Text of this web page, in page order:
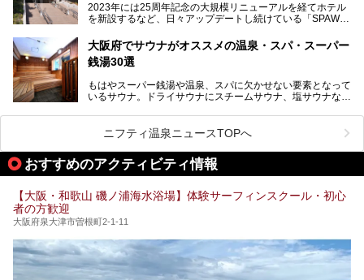
い。
チムジルバン（岩盤浴）を中心に、発汗・リラックス・漫画
タイムまで満喫できる長時間滞在型の施設なので、一日中ゆ
る迫力ある熱波パフォーマンスも毎日行われており、“とと
のう”体験をしっかり楽しめるのもポイントです。
ケやボウリングといった遊び場もあり、友人同士やカップル
で“遊び+癒し”の一日を過ごすのにもぴったり。
処にいたるまで魅力をたっぷり堪能してきたので、その全容
2023年には25周年記念の大規模リニューアルを経てホテル
を新設するなど、日々アップデートし続けている「SPAWO
そんなスパワールドが2025年11月15日（土）に、新たな浴
室や日本最大級140人収容の大規模サウナを携えてリニュー
アルオープン！浴室である4F・6Fそれぞれにリニューアル
大規模リニューアルの全容を確認すべく、リニューアルプレ
オープンイベントに行ってきました！今回はそのリニューア
大阪府でサウナがオススメの温泉・スパ・スーパー
銭湯30選
もはやスーパー銭湯や温泉、スパに欠かせない要素となって
いるサウナ。ドライサウナにスチームサウナ、塩サウナな
ペース、ロウリュウなど、心ゆくまで楽しむためのサービス
が充実した施設も多くみられます。
今回はそんなサウナにこだわった、大阪府内のオススメ温
泉・銭湯・スパを30件紹介したいと思います！
ニフティ温泉ニュースTOPへ
おすすめのアクティビティ情報
【大阪・和歌山 磯ノ浦海水浴場】体験サーフィンスクール・初心
者の方歓迎
大阪府泉大津市曽根町2-1-11